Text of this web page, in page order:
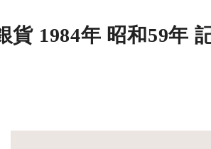
1984年 昭和59年